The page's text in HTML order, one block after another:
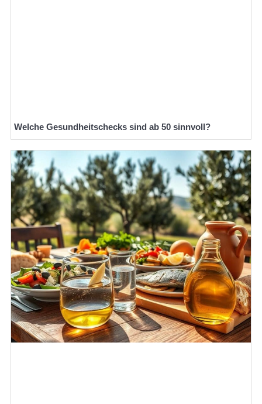
Welche Gesundheitschecks sind ab 50 sinnvoll?